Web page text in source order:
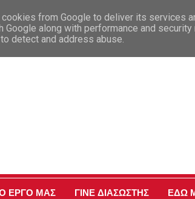
ΜΑΣ
ΕΡΓΟ ΜΑΣ ΓΙΝΕ ΔΙΑΣΩΣΤΗΣ ΕΔΩ
from Google to deliver its services
Google along with performance and
detect and address abuse.